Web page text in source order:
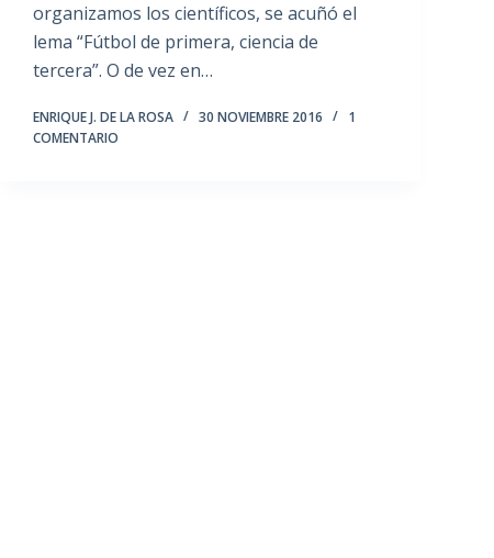
organizamos los científicos, se acuñó el
lema “Fútbol de primera, ciencia de
tercera”. O de vez en…
ENRIQUE J. DE LA ROSA 30 NOVIEMBRE 2016
1
COMENTARIO